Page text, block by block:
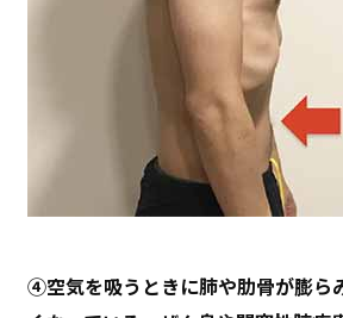
④空気を吸うときに肺や肋骨が膨ら